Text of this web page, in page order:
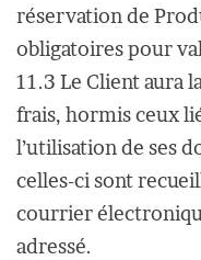
réservation de
obligatoires pour
11.3 Le Client aura
frais, hormis ceux
l’utilisation de ses
celles-ci sont
courrier
adressé.